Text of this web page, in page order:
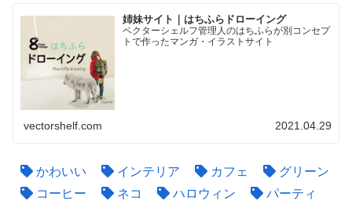
姉妹サイト｜はちふらドローイング
ベクターシェルフ管理人のはちふらが別コンセプ
トで作ったマンガ・イラストサイト
vectorshelf.com 2021.04.29
かわいい インテリア カフェ
グリーン
コーヒー
ネコ ハロウィン
パーティ